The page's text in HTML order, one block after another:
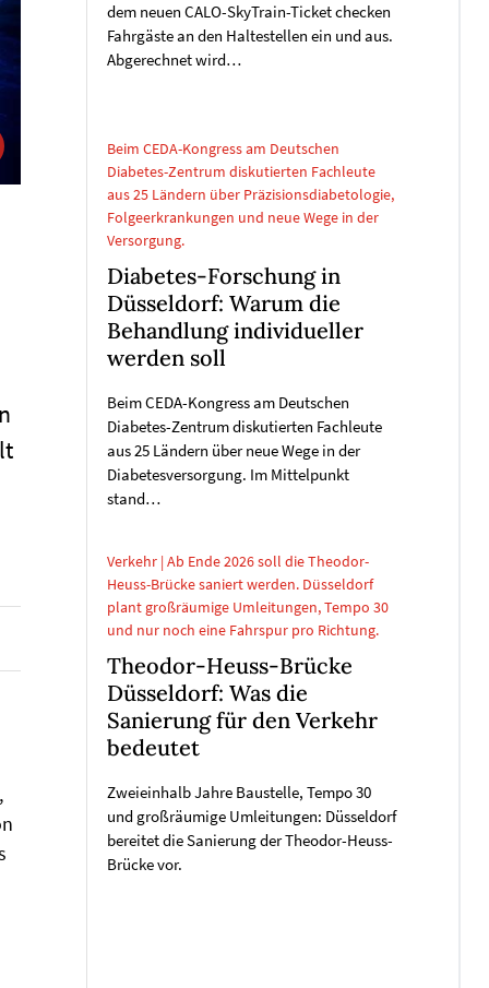
dem neuen CALO-SkyTrain-Ticket checken
Fahrgäste an den Haltestellen ein und aus.
Abgerechnet wird…
Beim CEDA-Kongress am Deutschen
Diabetes-Zentrum diskutierten Fachleute
aus 25 Ländern über Präzisionsdiabetologie,
Folgeerkrankungen und neue Wege in der
Versorgung.
Diabetes-Forschung in
Düsseldorf: Warum die
Behandlung individueller
werden soll
Beim CEDA-Kongress am Deutschen
Diabetes-Zentrum diskutierten Fachleute
aus 25 Ländern über neue Wege in der
Diabetesversorgung. Im Mittelpunkt
stand…
Verkehr | Ab Ende 2026 soll die Theodor-
Heuss-Brücke saniert werden. Düsseldorf
plant großräumige Umleitungen, Tempo 30
und nur noch eine Fahrspur pro Richtung.
Theodor-Heuss-Brücke
Düsseldorf: Was die
Sanierung für den Verkehr
bedeutet
Zweieinhalb Jahre Baustelle, Tempo 30
und großräumige Umleitungen: Düsseldorf
bereitet die Sanierung der Theodor-Heuss-
Brücke vor.